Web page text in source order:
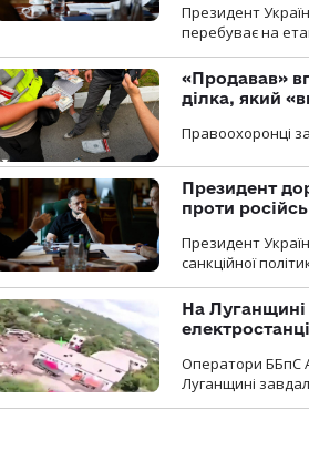
Президент
перебуває на
«Продавав»
ділка, який
Правоохоронці
Президент
проти
Президент
санкційної
На Луганщині
Оператори ББпС
Луганщині